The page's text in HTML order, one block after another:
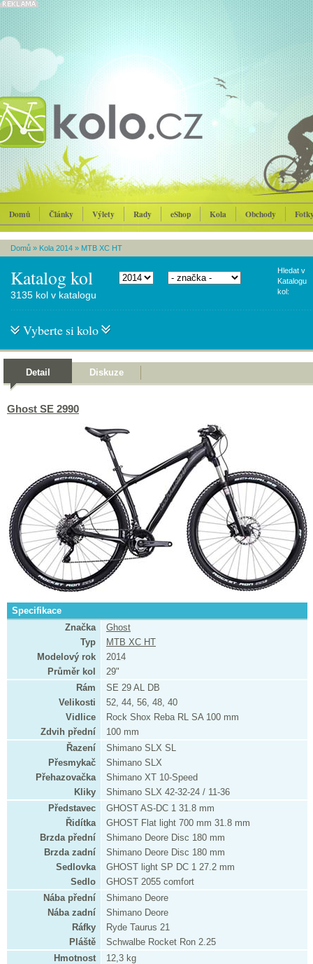
Domů Články Výlety Rady eShop Kola Obchody
Domů » Kola 2014 » MTB XC HT
Katalog kol
Hledat v
Katalogu
kol:
3135 kol v katalogu
Vyberte si kolo
Detail Diskuze
Ghost SE 2990
Specifikace
Značka
Ghost
Typ
MTB XC HT
Modelový rok
2014
Průměr kol
29"
Rám
SE 29 AL DB
Velikosti
52, 44, 56, 48, 40
Vidlice
Rock Shox Reba RL SA 100 mm
Zdvih přední
100 mm
Řazení
Shimano SLX SL
Přesmykač
Shimano SLX
Přehazovačka
Shimano XT 10-Speed
Kliky
Shimano SLX 42-32-24 / 11-36
Představec
GHOST AS-DC 1 31.8 mm
Řidítka
GHOST Flat light 700 mm 31.8 mm
Brzda přední
Shimano Deore Disc 180 mm
Brzda zadní
Shimano Deore Disc 180 mm
Sedlovka
GHOST light SP DC 1 27.2 mm
Sedlo
GHOST 2055 comfort
Nába přední
Shimano Deore
Nába zadní
Shimano Deore
Ráfky
Ryde Taurus 21
Pláště
Schwalbe Rocket Ron 2.25
Hmotnost
12,3 kg